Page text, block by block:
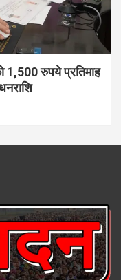
1,500 रुपये प्रतिमाह